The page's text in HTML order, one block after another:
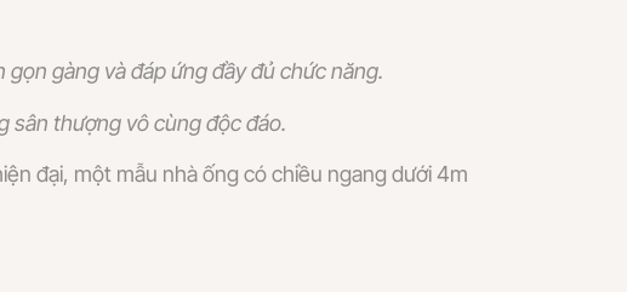
gàng và đáp ứng đầy đủ chức năng.
sân thượng vô cùng độc đáo.
đại, một mẫu nhà ống có chiều ngang dưới 4m